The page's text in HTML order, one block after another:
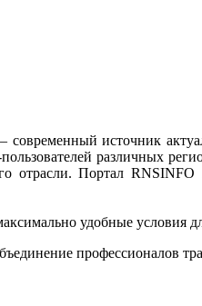
современный источник
различных
отрасли. Портал
удобные условия
профессионалов